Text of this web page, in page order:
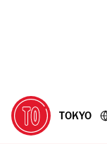
に
移
動
移
動
TOKYO